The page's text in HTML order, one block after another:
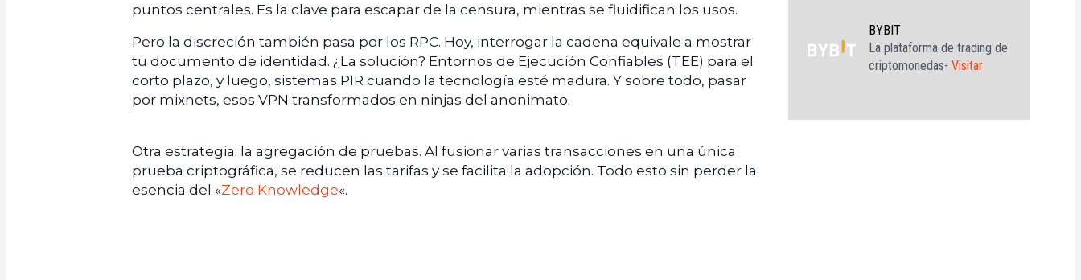
puntos centrales. Es la clave para escapar de la censura, mientras se fluidifican los usos.
Pero la discreción también pasa por los RPC. Hoy, interrogar la cadena equivale a mostrar
tu documento de identidad. ¿La solución? Entornos de Ejecución Confiables (TEE) para el
corto plazo, y luego, sistemas PIR cuando la tecnología esté madura. Y sobre todo, pasar
por mixnets, esos VPN transformados en ninjas del anonimato.
Otra estrategia: la agregación de pruebas. Al fusionar varias transacciones en una única
prueba criptográfica, se reducen las tarifas y se facilita la adopción. Todo esto sin perder la
esencia del «Zero Knowledge«.
BYBIT
La plataforma de trading de
criptomonedas- Visitar